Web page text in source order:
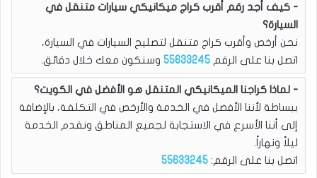
كيف أجد رقم أقرب كراج ميكانيكي سيارات متنقل في
السيارة؟
نحن أرخص وأقرب كراج متنقل لتصليح السيارات في السيارة،
اتصل بنا على الرقم 55633245 وسنكون معك خلال دقائق.
لماذا كراجنا الميكانيكي المتنقل هو الأفضل في الكويت؟
ببساطة لأننا الأفضل في الخدمة والأرخص في التكلفة، بالإضافة
إلى أننا الأسرع في الاستجابة لجميع المناطق ونقدم الخدمة
ليلاً ونهاراً.
اتصل بنا على الرقم: 55633245